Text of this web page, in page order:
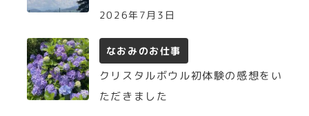
2026年7月3日
なおみのお仕事
クリスタルボウル初体験の感想をい
ただきました